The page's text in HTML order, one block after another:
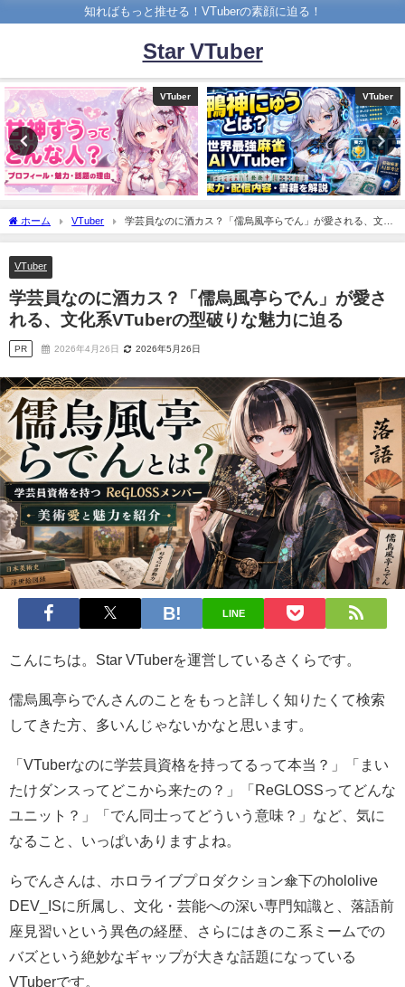
知ればもっと推せる！VTuberの素顔に迫る！
Star VTuber
VTuber VTuber
ホーム VTuber
学芸員なのに酒カス？「儒烏風亭らでん」が愛される、文化
系VTuberの型破りな魅力に迫る
VTuber
学芸員なのに酒カス？「儒烏風亭らでん」が愛さ
れる、文化系VTuberの型破りな魅力に迫る
PR 2026年4月26日 2026年5月26日
LINE
こんにちは。Star VTuberを運営しているさくらです。
儒烏風亭らでんさんのことをもっと詳しく知りたくて検索
してきた方、多いんじゃないかなと思います。
「VTuberなのに学芸員資格を持ってるって本当？」「まい
たけダンスってどこから来たの？」「ReGLOSSってどんな
ユニット？」「でん同士ってどういう意味？」など、気に
なること、いっぱいありますよね。
らでんさんは、ホロライブプロダクション傘下のhololive
DEV_ISに所属し、文化・芸能への深い専門知識と、落語前
座見習いという異色の経歴、さらにはきのこ系ミームでの
バズという絶妙なギャップが大きな話題になっている
VTuberです。